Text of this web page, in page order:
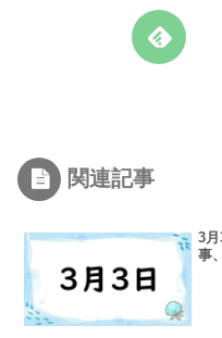
関連記事
3
事